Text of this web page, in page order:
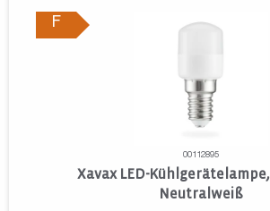
F
00112895
Xavax LED-Kühlgerätelampe,
Neutralweiß